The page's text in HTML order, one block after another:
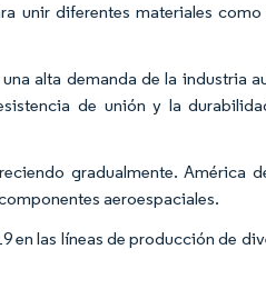
unir diferentes materiales
alta demanda de la industria
de unión y la
gradualmente. América
aeroespaciales.
en las líneas de producción de